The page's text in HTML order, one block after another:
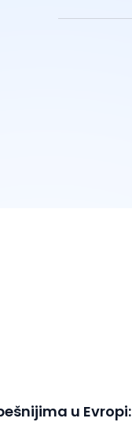
u Evropi: